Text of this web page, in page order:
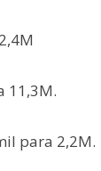
11,3M.
para 2,2M.